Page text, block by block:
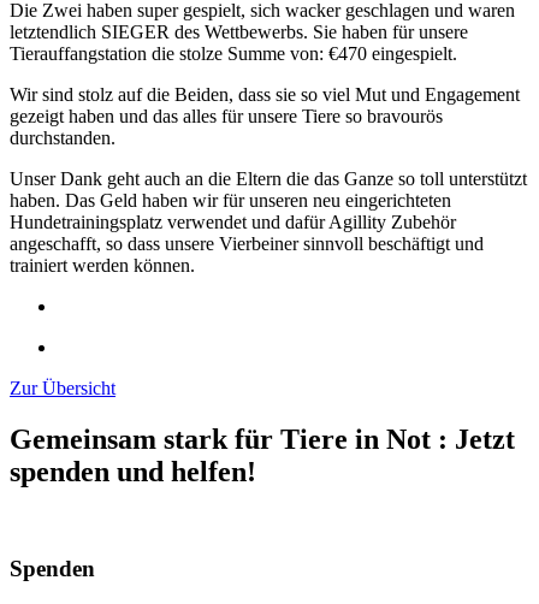
Die Zwei haben super gespielt, sich wacker geschlagen und waren
letztendlich SIEGER des Wettbewerbs. Sie haben für unsere
Tierauffangstation die stolze Summe von: €470 eingespielt.
Wir sind stolz auf die Beiden, dass sie so viel Mut und Engagement
gezeigt haben und das alles für unsere Tiere so bravourös
durchstanden.
Unser Dank geht auch an die Eltern die das Ganze so toll unterstützt
haben. Das Geld haben wir für unseren neu eingerichteten
Hundetrainingsplatz verwendet und dafür Agillity Zubehör
angeschafft, so dass unsere Vierbeiner sinnvoll beschäftigt und
trainiert werden können.
Zur Übersicht
Gemeinsam stark für Tiere in Not : Jetzt
spenden und helfen!
Spenden